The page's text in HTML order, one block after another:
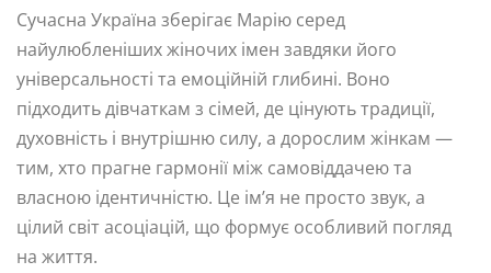
Сучасна Україна зберігає Марію серед
найулюбленіших жіночих імен завдяки його
універсальності та емоційній глибині. Воно
підходить дівчаткам з сімей, де цінують традиції,
духовність і внутрішню силу, а дорослим жінкам —
тим, хто прагне гармонії між самовіддачею та
власною ідентичністю. Це ім’я не просто звук, а
цілий світ асоціацій, що формує особливий погляд
на життя.